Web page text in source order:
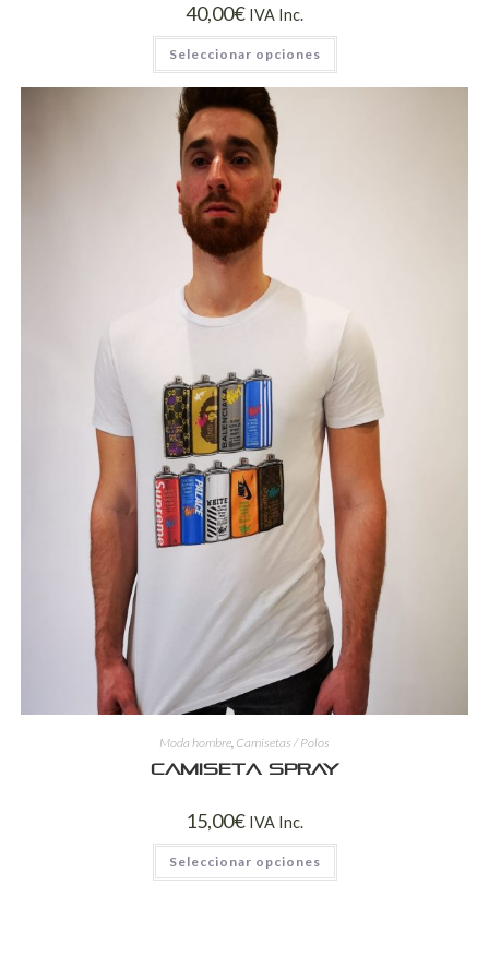
40,00€ IVA Inc.
Seleccionar opciones
Moda hombre Camisetas / Polos
Camiseta spray
15,00€ IVA Inc.
Seleccionar opciones